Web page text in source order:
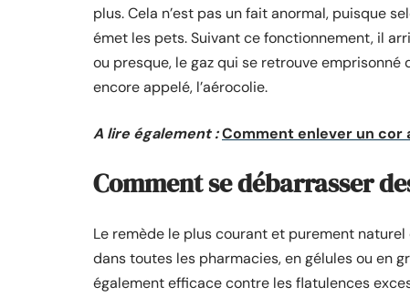
plus. Cela n’est pas un fait anormal, puisque
émet les pets. Suivant ce fonctionnement, il
ou presque, le gaz qui se retrouve
encore appelé, l’aérocolie.
A lire également :Comment enlever un cor
Comment se débarrasser
Le remède le plus courant et purement
dans toutes les pharmacies, en gélules ou en
également efficace contre les flatulences